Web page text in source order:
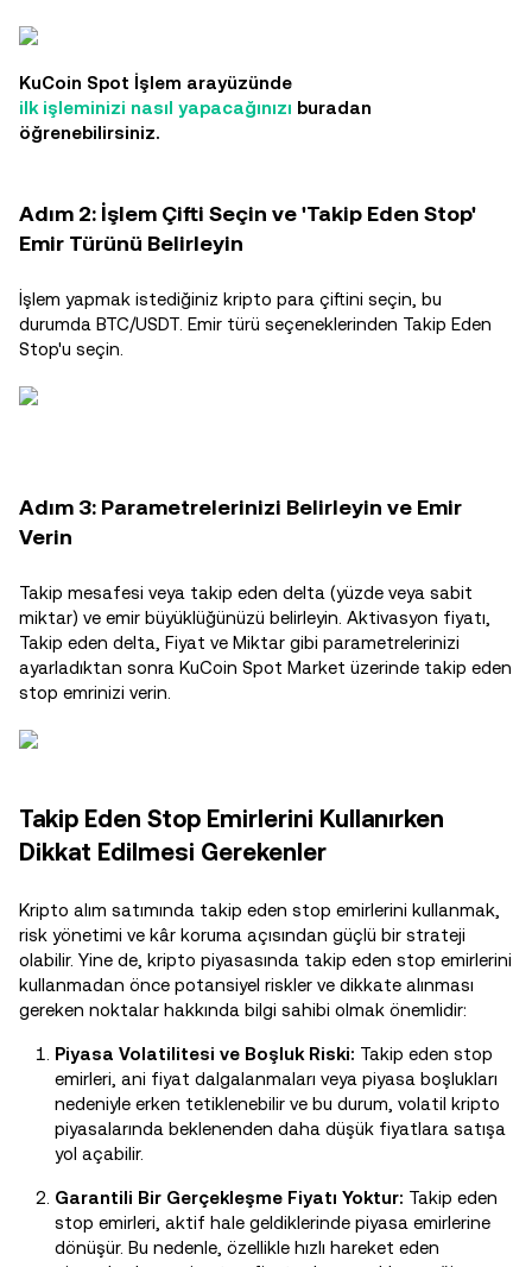
KuCoin Spot İşlem arayüzünde
ilk işleminizi nasıl yapacağınızı buradan
öğrenebilirsiniz.
Adım 2: İşlem Çifti Seçin ve 'Takip Eden Stop'
Emir Türünü Belirleyin
İşlem yapmak istediğiniz kripto para çiftini seçin, bu
durumda BTC/USDT. Emir türü seçeneklerinden Takip Eden
Stop'u seçin.
Adım 3: Parametrelerinizi Belirleyin ve Emir
Verin
Takip mesafesi veya takip eden delta (yüzde veya sabit
miktar) ve emir büyüklüğünüzü belirleyin. Aktivasyon fiyatı,
Takip eden delta, Fiyat ve Miktar gibi parametrelerinizi
ayarladıktan sonra KuCoin Spot Market üzerinde takip eden
stop emrinizi verin.
Takip Eden Stop Emirlerini Kullanırken
Dikkat Edilmesi Gerekenler
Kripto alım satımında takip eden stop emirlerini kullanmak,
risk yönetimi ve kâr koruma açısından güçlü bir strateji
olabilir. Yine de, kripto piyasasında takip eden stop emirlerini
kullanmadan önce potansiyel riskler ve dikkate alınması
gereken noktalar hakkında bilgi sahibi olmak önemlidir:
Piyasa Volatilitesi ve Boşluk Riski: Takip eden stop
emirleri, ani fiyat dalgalanmaları veya piyasa boşlukları
nedeniyle erken tetiklenebilir ve bu durum, volatil kripto
piyasalarında beklenenden daha düşük fiyatlara satışa
yol açabilir.
Garantili Bir Gerçekleşme Fiyatı Yoktur: Takip eden
stop emirleri, aktif hale geldiklerinde piyasa emirlerine
dönüşür. Bu nedenle, özellikle hızlı hareket eden